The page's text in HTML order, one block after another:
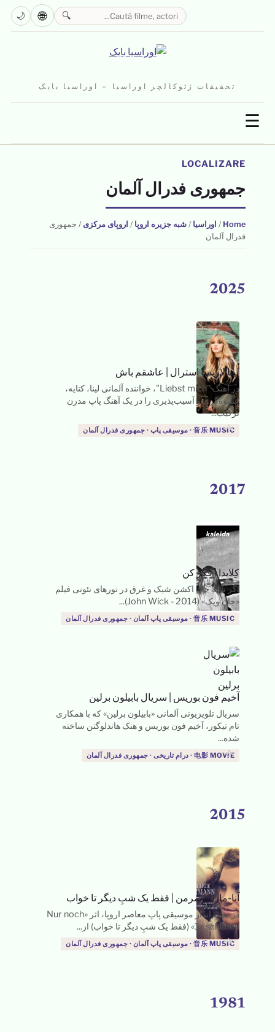
تحقیقات ژئوکالچر اوراسیا – اوراسیا بایک
☰
🔍
🌐
🌙
LOCALIZARE
جمهوری فدرال آلمان
Home
/ اوراسیا / شبه جزیره اروپا / اروپای مرکزی / جمهوری
فدرال آلمان
2025
لینا لاریسا استرال عاشقم باش
در آهنگ "Liebst mich"، خواننده آلمانی لینا، کنایه،
عشوه‌گری و آسیب‌پذیری را در یک آهنگ پاپ مدرن
ترکیب...
音乐 MUSIC · موسیقی پاپ · جمهوری فدرال آلمان
→
2017
کِلایدا|فکر کن
اگر تا به حال اکشن شیک و غرق در نورهای نئونی فیلم
«جان ویک» (John Wick - 2014)...
音乐 MUSIC · موسیقی پاپ آلمان · جمهوری فدرال آلمان
→
آخیم فون بوریس سریال بابیلون برلین
سریال تلویزیونی آلمانی «بابیلون برلین» که با همکاری
تام تیکور، آخیم فون بوریس و هنک هاندلوگتن ساخته
شده...
电影 MOVIE · درام تاریخی · جمهوری فدرال آلمان
→
2015
آنا-ماریا زیمرمن فقط یک شبِ دیگر تا خواب
در چشم‌انداز موسیقی پاپ معاصر اروپا، اثر «Nur noch
1x schlafen» (فقط یک شبِ دیگر تا خواب) از...
音乐 MUSIC · موسیقی پاپ آلمان · جمهوری فدرال آلمان
→
1981